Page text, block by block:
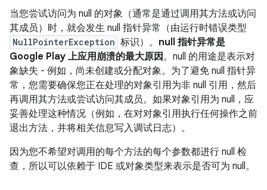
当您尝试访问为 null 的对象（通常是通过调用其方法或访问
其成员）时，就会发生 null 指针异常（由运行时错误类型
NullPointerException 标识）。 null 指针异常是
Google Play 上应用崩溃的最大原因 。null 的用途是表示对
象缺失 - 例如，尚未创建或分配对象。为了避免 null 指针异
常，您需要确保您正在处理的对象引用为非 null 引用，然后
再调用其方法或尝试访问其成员。如果对象引用为 null，应
妥善处理这种情况（例如，在对对象引用执行任何操作之前
退出方法，并将相关信息写入调试日志）。
因为您不希望对调用的每个方法的每个参数都进行 null 检
查，所以可以依赖于 IDE 或对象类型来表示是否可为 null。